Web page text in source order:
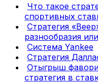
Что такое
спортивных
Стратегия
разнообразия
Система Yankee
Стратегия
Отыгрыш
стратегия в